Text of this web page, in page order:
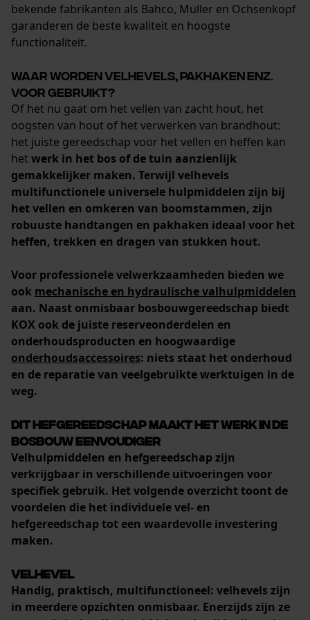
bekende fabrikanten als Bahco, Müller en Ochsenkopf
garanderen de beste kwaliteit en hoogste
functionaliteit.
Waar worden velhevels, pakhaken enz.
voor gebruikt?
Of het nu gaat om het vellen van zacht hout, het
oogsten van hout of het verwerken van brandhout:
het juiste gereedschap voor het vellen en heffen kan
het werk in het bos of de tuin aanzienlijk
gemakkelijker maken. Terwijl velhevels
multifunctionele universele hulpmiddelen zijn bij
het vellen en omkeren van boomstammen, zijn
robuuste handtangen en pakhaken ideaal voor het
heffen, trekken en dragen van stukken hout.
Voor professionele velwerkzaamheden bieden we
ook mechanische en hydraulische valhulpmiddelen
aan. Naast onmisbaar bosbouwgereedschap biedt
KOX ook de juiste reserveonderdelen en
onderhoudsproducten en hoogwaardige
onderhoudsaccessoires: niets staat het onderhoud
en de reparatie van veelgebruikte werktuigen in de
weg.
Dit hefgereedschap maakt het werk in de
bosbouw eenvoudiger
Velhulpmiddelen en hefgereedschap zijn
verkrijgbaar in verschillende uitvoeringen voor
specifiek gebruik. Het volgende overzicht toont de
voordelen die het individuele vel- en
hefgereedschap tot een waardevolle investering
maken.
Velhevel
Handig, praktisch, multifunctioneel: velhevels zijn
in meerdere opzichten onmisbaar. Enerzijds zijn ze
Mouseflow Web Analytics Tool
Fact-Finder Tracking
Prestatie en functionele
Cookies
Loop54 Personalization
Opgeslagen winkelwagen
Persoonlijke begroeting
Geo-IP en gebruikersdetectie
YouTube-video's
Google Maps
Marketing Cookies
Google Global Site Tag
Microsoft Advertising Universal
Event Tracking